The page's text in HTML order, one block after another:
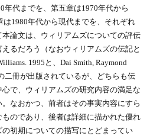
年代までを、第五章は1970年代から
は1980年代から現代までを、それぞれ
論文は、ウィリアムズについての評伝
るだろう（なおウィリアムズの伝記と
1995と、Dai Smith, Raymond
二冊が出版されているが、どちらも伝
で、ウィリアムズの研究内容の満足な
なおかつ、前者はその事実内容にすら
のであり、後者は詳細に描かれた優れ
初期についての描写にとどまってい